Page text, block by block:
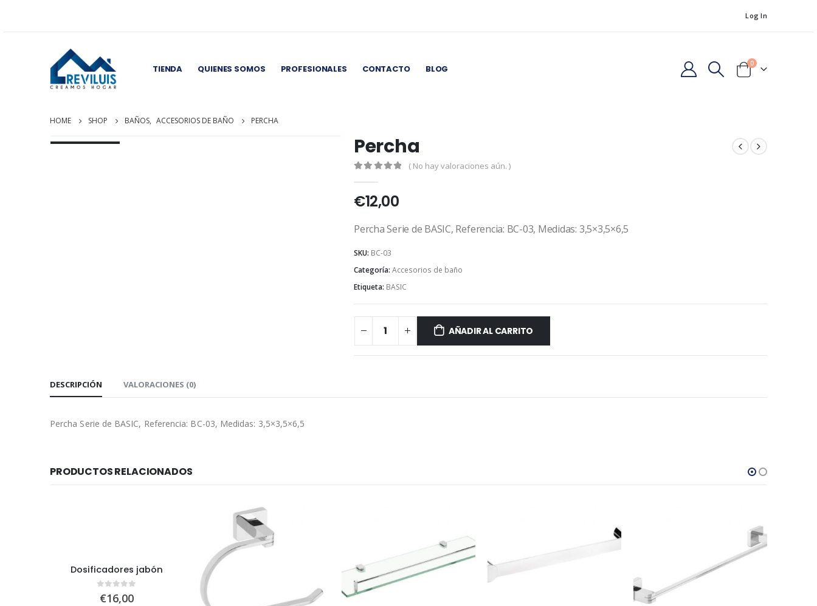
Log In
TIENDA QUIENES SOMOS PROFESIONALES CONTACTO BLOG 0
HOME SHOP BAÑOS, ACCESORIOS DE BAÑO PERCHA
Percha
( No hay valoraciones aún. )
€12,00
Percha Serie de BASIC, Referencia: BC-03, Medidas: 3,5×3,5×6,5
SKU: BC-03
Categoría: Accesorios de baño
Etiqueta: BASIC
AÑADIR AL CARRITO
DESCRIPCIÓN VALORACIONES (0)
Percha Serie de BASIC, Referencia: BC-03, Medidas: 3,5×3,5×6,5
PRODUCTOS RELACIONADOS
Dosificadores jabón
0out of 5
€16,00